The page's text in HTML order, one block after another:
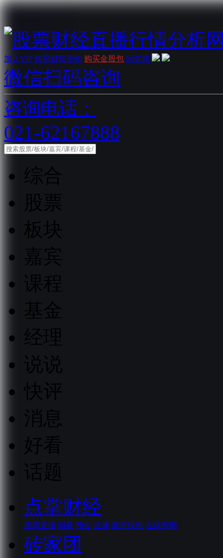
加入VIP 购买财富密钥 购买金股包 问客服
微信扫码咨询
咨询电话：
021-62167888
综合
股票
板块
嘉宾
课程
基金
经理
说说
快评
消息
好看
话题
点掌财经
股票直播 回看 预告 点播 股市快讯 在线帮助
砖家团